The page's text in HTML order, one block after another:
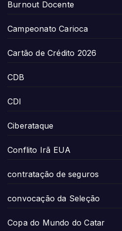
Burnout Docente
Campeonato Carioca
Cartão de Crédito 2026
CDB
CDI
Ciberataque
Conflito Irã EUA
contratação de seguros
convocação da Seleção
Copa do Mundo do Catar